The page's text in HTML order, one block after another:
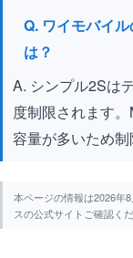
Q. ワイモバイ
は？
A. シンプル2Sは
度制限されます
容量が多いため制
本ページの情報は2026年
スの公式サイトご確認くだ